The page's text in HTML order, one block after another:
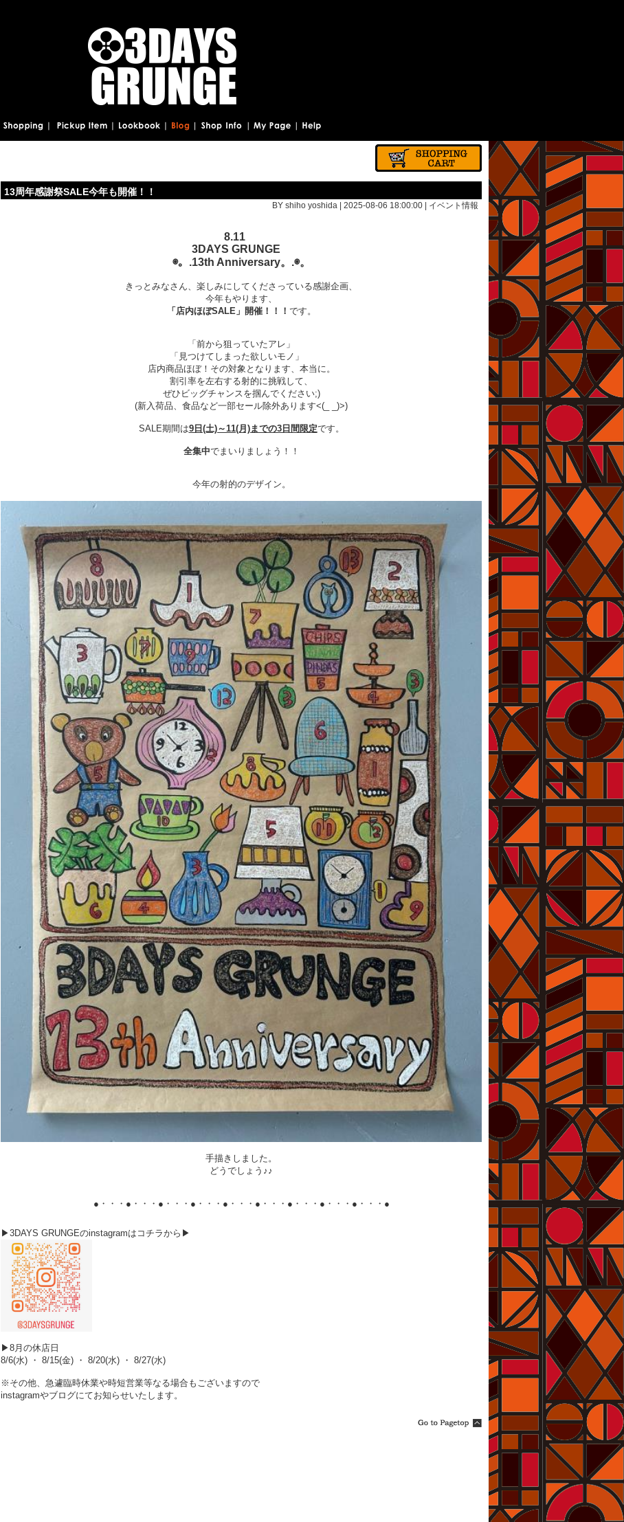
13周年感謝祭SALE今年も開催！！
BY shiho yoshida | 2025-08-06 18:00:00 | イベント情報
8.11
3DAYS GRUNGE
◉。.13th Anniversary。.◉。
きっとみなさん、楽しみにしてくださっている感謝企画、
今年もやります、
「店内ほぼSALE」開催！！！ です。
「前から狙っていたアレ」
「見つけてしまった欲しいモノ」
店内商品ほぼ！その対象となります、本当に。
割引率を左右する射的に挑戦して、
ぜひビッグチャンスを掴んでください;)
(新入荷品、食品など一部セール除外あります<(_ _)>)
SALE期間は9日(土)～11(月)までの3日間限定です。
全集中でまいりましょう！！
今年の射的のデザイン。
手描きしました。
どうでしょう♪♪
●・・・●・・・●・・・●・・・●・・・●・・・●・・・●・・・●・・・●
▶3DAYS GRUNGEのinstagramはコチラから▶
▶8月の休店日
8/6(水) ・ 8/15(金) ・ 8/20(水) ・ 8/27(水)
※その他、急遽臨時休業や時短営業等なる場合もございますので
instagramやブログにてお知らせいたします。